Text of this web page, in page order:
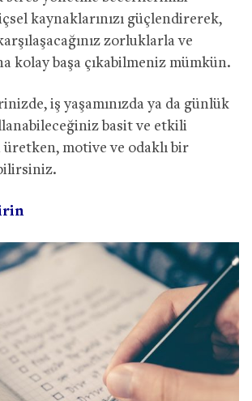
kaynaklarınızı güçlendirerek,
zorluklarla ve
kolay başa çıkabilmeniz mümkün.
iş yaşamınızda ya da günlük
basit ve etkili
motive ve odaklı bir